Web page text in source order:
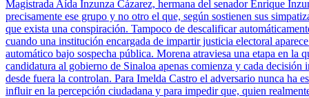
Magistrada Aída Inzunza Cázarez, hermana del senador Enrique
precisamente ese grupo y no otro el que, según sostienen sus
que exista una conspiración. Tampoco de descalificar
cuando una institución encargada de impartir justicia electoral
automático bajo sospecha pública. Morena atraviesa una etapa en
candidatura al gobierno de Sinaloa apenas comienza y cada
desde fuera la controlan. Para Imelda Castro el adversario nunca ha
influir en la percepción ciudadana y para impedir que, quien